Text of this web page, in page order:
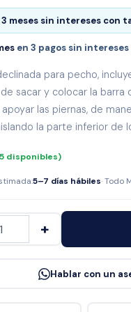
3 meses sin intereses con
en 3 pagos sin intereses
para pecho,
sacar y colocar la barra
las piernas, de
la parte inferior de
disponibles)
5–7 días hábiles· Todo
+
Hablar con un